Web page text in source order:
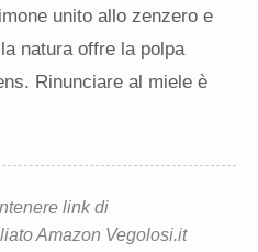
unito allo zenzero e
natura offre la polpa
Rinunciare al miele è
link di
Amazon Vegolosi.it